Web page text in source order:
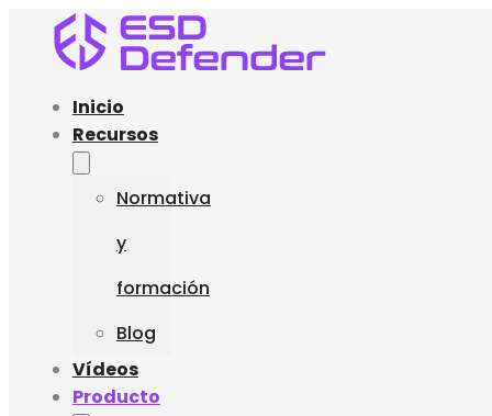
Inicio
Recursos
Normativa
y
formación
Blog
Vídeos
Producto